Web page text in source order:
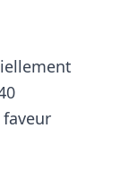
faveur